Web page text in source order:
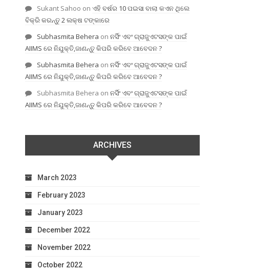
Sukant Sahoo on ଏହି ବର୍ଷର 10 ପଇସା ବାଲା କଏନ ଥିଲେ
ବିକ୍ରି କରନ୍ତୁ 2 ଲକ୍ଷ ଟଙ୍କାରେ
Subhasmita Behera on ନର୍ସିଂ ଏବଂ ଗ୍ରାଜୁଏଟସଙ୍କ ପାଇଁ
AIIMS ରେ ନିଯୁକ୍ତି,ଜାଣନ୍ତୁ କିପରି କରିବେ ଆବେଦନ ?
Subhasmita Behera on ନର୍ସିଂ ଏବଂ ଗ୍ରାଜୁଏଟସଙ୍କ ପାଇଁ
AIIMS ରେ ନିଯୁକ୍ତି,ଜାଣନ୍ତୁ କିପରି କରିବେ ଆବେଦନ ?
Subhasmita Behera on ନର୍ସିଂ ଏବଂ ଗ୍ରାଜୁଏଟସଙ୍କ ପାଇଁ
AIIMS ରେ ନିଯୁକ୍ତି,ଜାଣନ୍ତୁ କିପରି କରିବେ ଆବେଦନ ?
ARCHIVES
March 2023
February 2023
January 2023
December 2022
November 2022
October 2022